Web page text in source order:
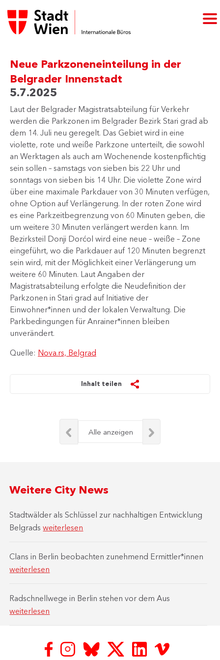
Neue Parkzoneneinteilung in der
Belgrader Innenstadt
5.7.2025
Laut der Belgrader Magistratsabteilung für Verkehr
werden die Parkzonen im Belgrader Bezirk Stari grad ab
dem 14. Juli neu geregelt. Das Gebiet wird in eine
violette, rote und weiße Parkzone unterteilt, die sowohl
an Werktagen als auch am Wochenende kostenpflichtig
sein sollen – samstags von sieben bis 22 Uhr und
sonntags von sieben bis 14 Uhr. Die violette Zone wird
über eine maximale Parkdauer von 30 Minuten verfügen,
ohne Option auf Verlängerung. In der roten Zone wird
es eine Parkzeitbegrenzung von 60 Minuten geben, die
um weitere 30 Minuten verlängert werden kann. Im
Bezirksteil Donji Dorćol wird eine neue – weiße – Zone
eingeführt, wo die Parkdauer auf 120 Minuten begrenzt
sein wird, mit der Möglichkeit einer Verlängerung um
weitere 60 Minuten. Laut Angaben der
Magistratsabteilung erfolgte die Neudefinition der
Parkzonen in Stari grad auf Initiative der
Einwohner*innen und der lokalen Verwaltung. Die
Parkbedingungen für Anrainer*innen bleiben
unverändert.
Quelle: Nova.rs, Belgrad
Inhalt teilen
Alle anzeigen
Weitere City News
Stadtwälder als Schlüssel zur nachhaltigen Entwicklung
Belgradsweiterlesen
Clans in Berlin beobachten zunehmend Ermittler*innen
weiterlesen
Radschnellwege in Berlin stehen vor dem Aus
weiterlesen